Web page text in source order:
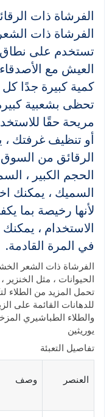
الفرشاة ذات
الفرشاة ذات
تستخدم على نطاق
العيش مع
كمية كبيرة جدًا كل
تحظى بشعبية
مريحة حقًا
أو تنظيف غرفتك
الرقائق من
الحجم الكبير ،
السميك ، يمكنك
لأنها رخيصة بما
الاستخدام ،
في المرة القادمة.
الفرشاة ذات الشعر
الحيوانات ، مثل
تحمل المزيد من الطلاء
للدهانات القائمة على
والطلاء الطباشيري
يوريثين
تفاصيل التعبئة
العنصر وصف